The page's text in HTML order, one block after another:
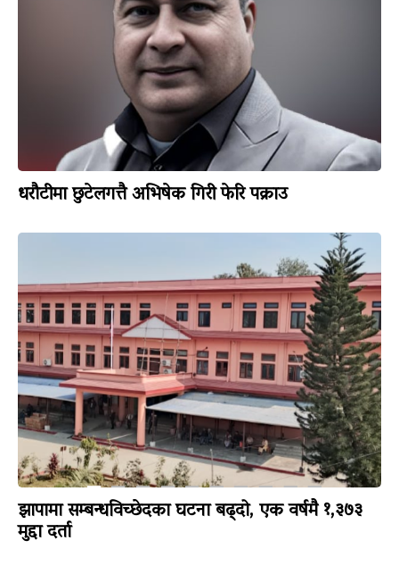
धरौटीमा छुटेलगत्तै अभिषेक गिरी फेरि पक्राउ
झापामा सम्बन्धविच्छेदका घटना बढ्दो, एक वर्षमै १,३७३
मुद्दा दर्ता